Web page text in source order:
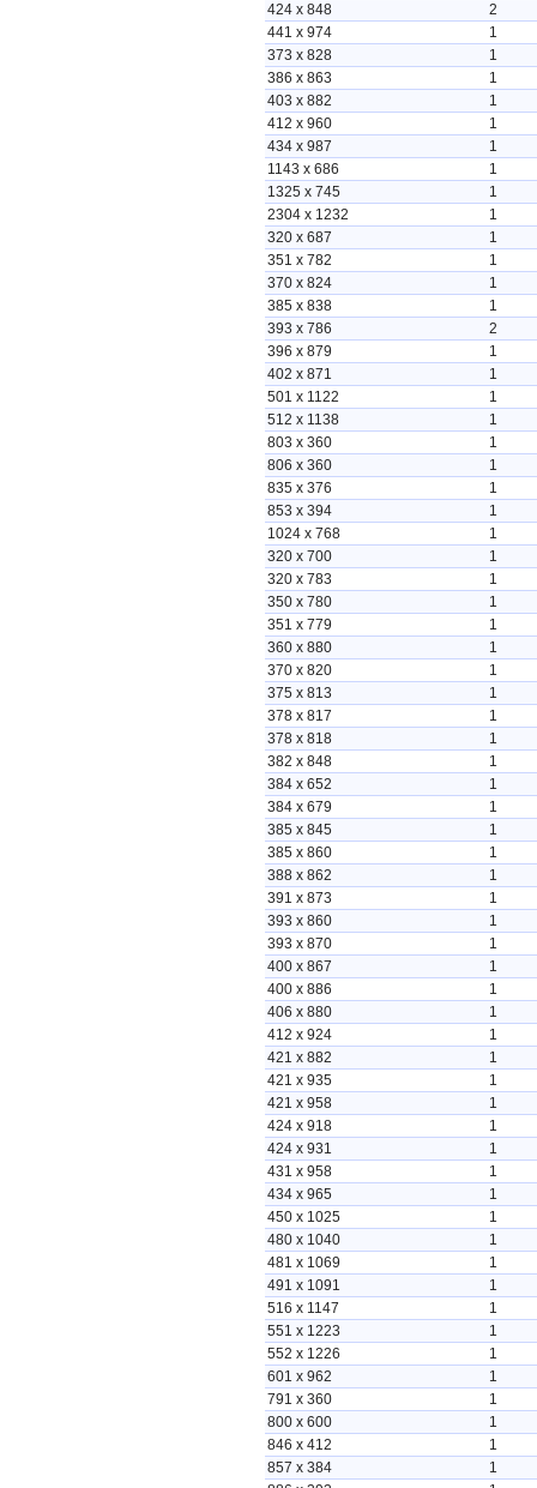
424 x 848
2
441 x 974
1
373 x 828
1
386 x 863
1
403 x 882
1
412 x 960
1
434 x 987
1
1143 x 686
1
1325 x 745
1
2304 x 1232
1
320 x 687
1
351 x 782
1
370 x 824
1
385 x 838
1
393 x 786
2
396 x 879
1
402 x 871
1
501 x 1122
1
512 x 1138
1
803 x 360
1
806 x 360
1
835 x 376
1
853 x 394
1
1024 x 768
1
320 x 700
1
320 x 783
1
350 x 780
1
351 x 779
1
360 x 880
1
370 x 820
1
375 x 813
1
378 x 817
1
378 x 818
1
382 x 848
1
384 x 652
1
384 x 679
1
385 x 845
1
385 x 860
1
388 x 862
1
391 x 873
1
393 x 860
1
393 x 870
1
400 x 867
1
400 x 886
1
406 x 880
1
412 x 924
1
421 x 882
1
421 x 935
1
421 x 958
1
424 x 918
1
424 x 931
1
431 x 958
1
434 x 965
1
450 x 1025
1
480 x 1040
1
481 x 1069
1
491 x 1091
1
516 x 1147
1
551 x 1223
1
552 x 1226
1
601 x 962
1
791 x 360
1
800 x 600
1
846 x 412
1
857 x 384
1